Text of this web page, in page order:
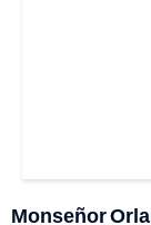
Monseñor